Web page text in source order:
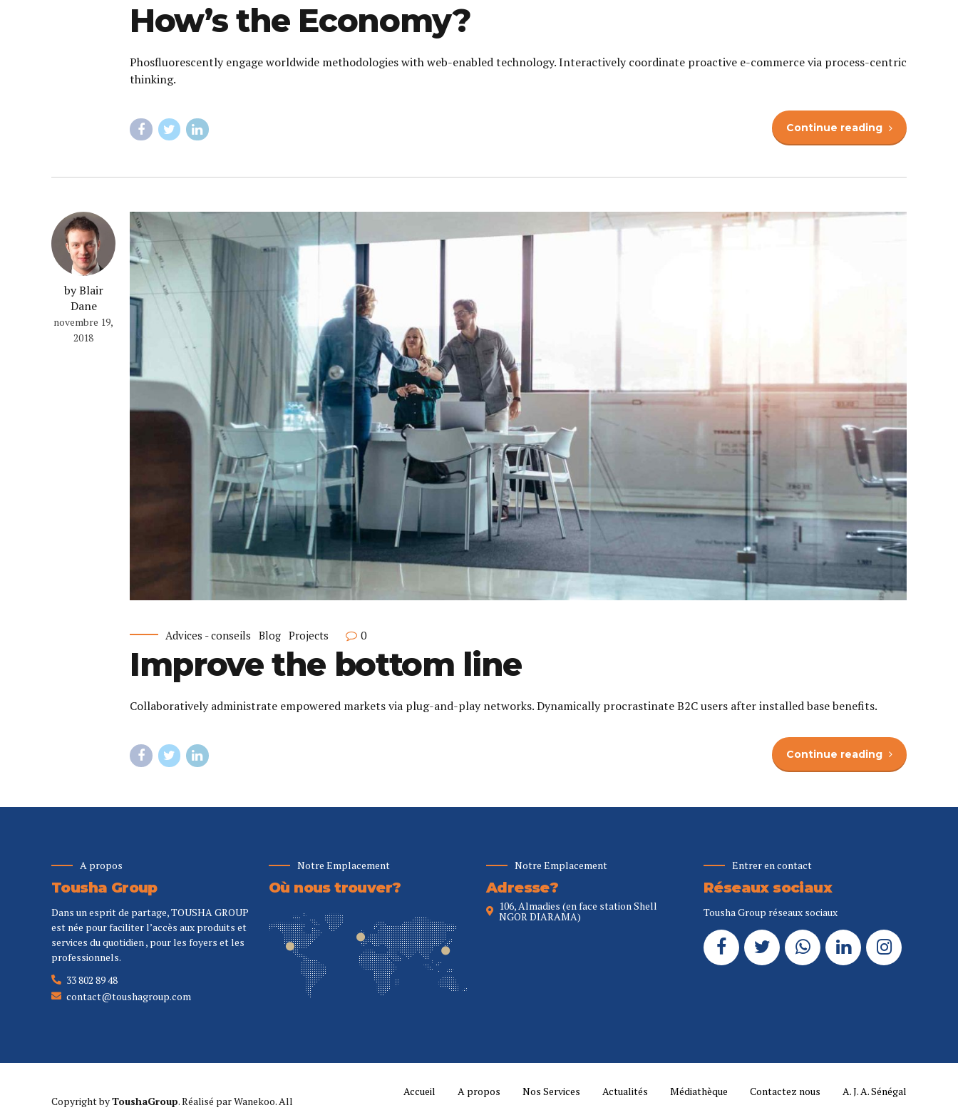
How’s the Economy?
Phosfluorescently engage worldwide methodologies with web-enabled technology. Interactively coordinate proactive e-commerce via process-centric
thinking.
Continue reading
by Blair
Dane
novembre 19,
2018
Advices - conseils Blog Projects 0
Improve the bottom line
Collaboratively administrate empowered markets via plug-and-play networks. Dynamically procrastinate B2C users after installed base benefits.
Continue reading
A propos
Tousha Group
Dans un esprit de partage, TOUSHA GROUP
est née pour faciliter l’accès aux produits et
services du quotidien , pour les foyers et les
professionnels.
33 802 89 48
contact@toushagroup.com
Notre Emplacement
Où nous trouver?
Notre Emplacement
Adresse?
106, Almadies (en face station Shell
NGOR DIARAMA)
Entrer en contact
Réseaux sociaux
Tousha Group réseaux sociaux
Copyright byToushaGroup. Réalisé parWanekoo. All
Accueil A propos Nos Services Actualités Médiathèque Contactez nous A. J. A. Sénégal